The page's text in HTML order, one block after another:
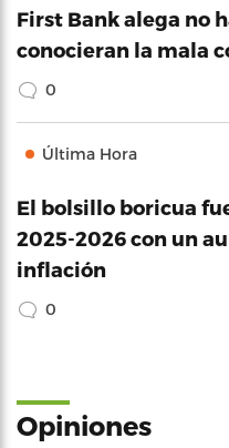
First Bank alega no
conocieran la mala
0
Última Hora
El bolsillo boricua
2025-2026 con un
inflación
0
Opiniones